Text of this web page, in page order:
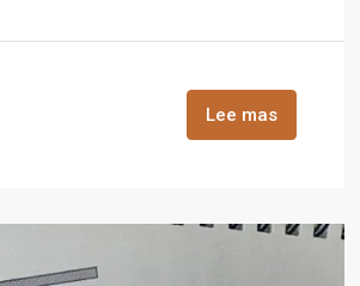
Lee mas